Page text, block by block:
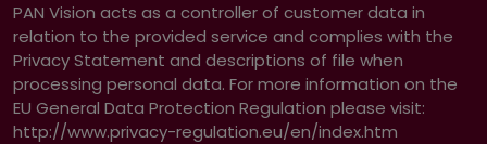
PAN Vision acts as a controller of customer data in
relation to the provided service and complies with the
Privacy Statement and descriptions of file when
processing personal data. For more information on the
EU General Data Protection Regulation please visit:
http://www.privacy-regulation.eu/en/index.htm